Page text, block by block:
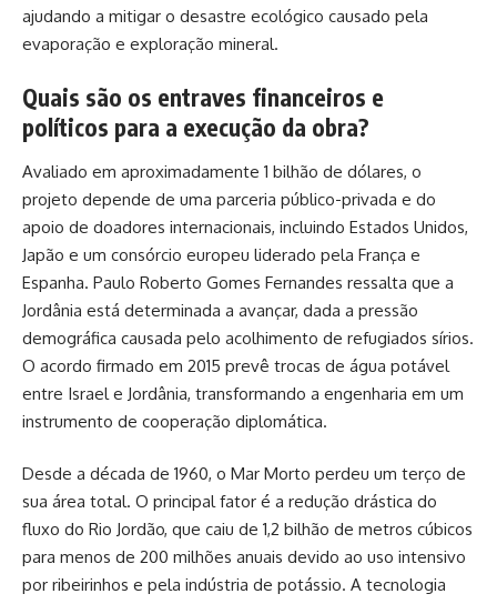
ajudando a mitigar o desastre ecológico causado pela
evaporação e exploração mineral.
Quais são os entraves financeiros e
políticos para a execução da obra?
Avaliado em aproximadamente 1 bilhão de dólares, o
projeto depende de uma parceria público-privada e do
apoio de doadores internacionais, incluindo Estados Unidos,
Japão e um consórcio europeu liderado pela França e
Espanha. Paulo Roberto Gomes Fernandes ressalta que a
Jordânia está determinada a avançar, dada a pressão
demográfica causada pelo acolhimento de refugiados sírios.
O acordo firmado em 2015 prevê trocas de água potável
entre Israel e Jordânia, transformando a engenharia em um
instrumento de cooperação diplomática.
Desde a década de 1960, o Mar Morto perdeu um terço de
sua área total. O principal fator é a redução drástica do
fluxo do Rio Jordão, que caiu de 1,2 bilhão de metros cúbicos
para menos de 200 milhões anuais devido ao uso intensivo
por ribeirinhos e pela indústria de potássio. A tecnologia